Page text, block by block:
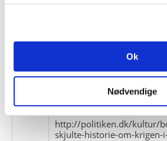
Ok
Nødvendige
og Marius Jensen som
befinder sig i
(Tyskland). Kopierne af
klausuleret iht. aftalen
Kontakt venligst Arktisk
brugen af materialet til
formål.
Nedenunder findes et
historien om
http://politiken.dk/kultur/
skjulte-historie-om-krigen-